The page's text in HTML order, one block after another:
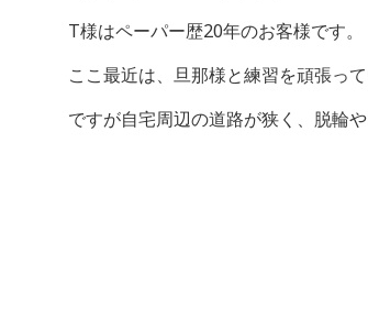
T様はペーパー歴20年のお客様です。
ここ最近は、旦那様と練習を頑張っ
ですが自宅周辺の道路が狭く、脱輪